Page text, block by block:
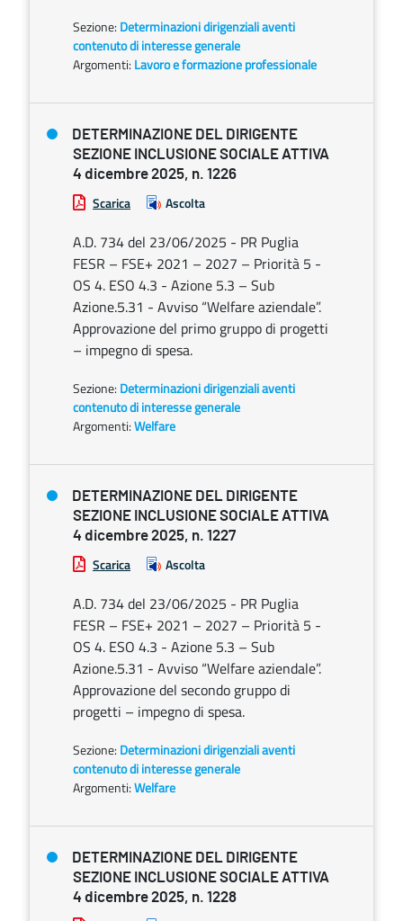
Sezione: Determinazioni dirigenziali aventi
contenuto di interesse generale
Argomenti: Lavoro e formazione professionale
DETERMINAZIONE DEL DIRIGENTE
SEZIONE INCLUSIONE SOCIALE ATTIVA
4 dicembre 2025, n. 1226
Scarica Ascolta
A.D. 734 del 23/06/2025 - PR Puglia
FESR – FSE+ 2021 – 2027 – Priorità 5 -
OS 4. ESO 4.3 - Azione 5.3 – Sub
Azione.5.31 - Avviso “Welfare aziendale”.
Approvazione del primo gruppo di progetti
– impegno di spesa.
Sezione: Determinazioni dirigenziali aventi
contenuto di interesse generale
Argomenti:Welfare
DETERMINAZIONE DEL DIRIGENTE
SEZIONE INCLUSIONE SOCIALE ATTIVA
4 dicembre 2025, n. 1227
Scarica Ascolta
A.D. 734 del 23/06/2025 - PR Puglia
FESR – FSE+ 2021 – 2027 – Priorità 5 -
OS 4. ESO 4.3 - Azione 5.3 – Sub
Azione.5.31 - Avviso “Welfare aziendale”.
Approvazione del secondo gruppo di
progetti – impegno di spesa.
Sezione: Determinazioni dirigenziali aventi
contenuto di interesse generale
Argomenti:Welfare
DETERMINAZIONE DEL DIRIGENTE
SEZIONE INCLUSIONE SOCIALE ATTIVA
4 dicembre 2025, n. 1228